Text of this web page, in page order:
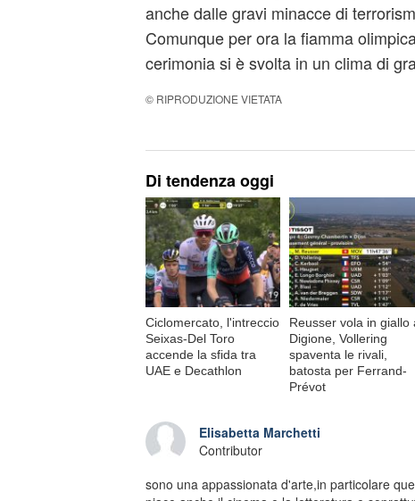
anche dalle gravi minacce di
Comunque per ora la fiamma
cerimonia si è svolta in un clima di
© RIPRODUZIONE VIETATA
Di tendenza oggi
Ciclomercato, l'intreccio
Seixas-Del Toro
accende la sfida tra
UAE e Decathlon
Reusser vola in giallo
Digione, Vollering
spaventa le rivali,
batosta per Ferrand-
Prévot
Elisabetta Marchetti
Contributor
sono una appassionata d'arte,in particolare